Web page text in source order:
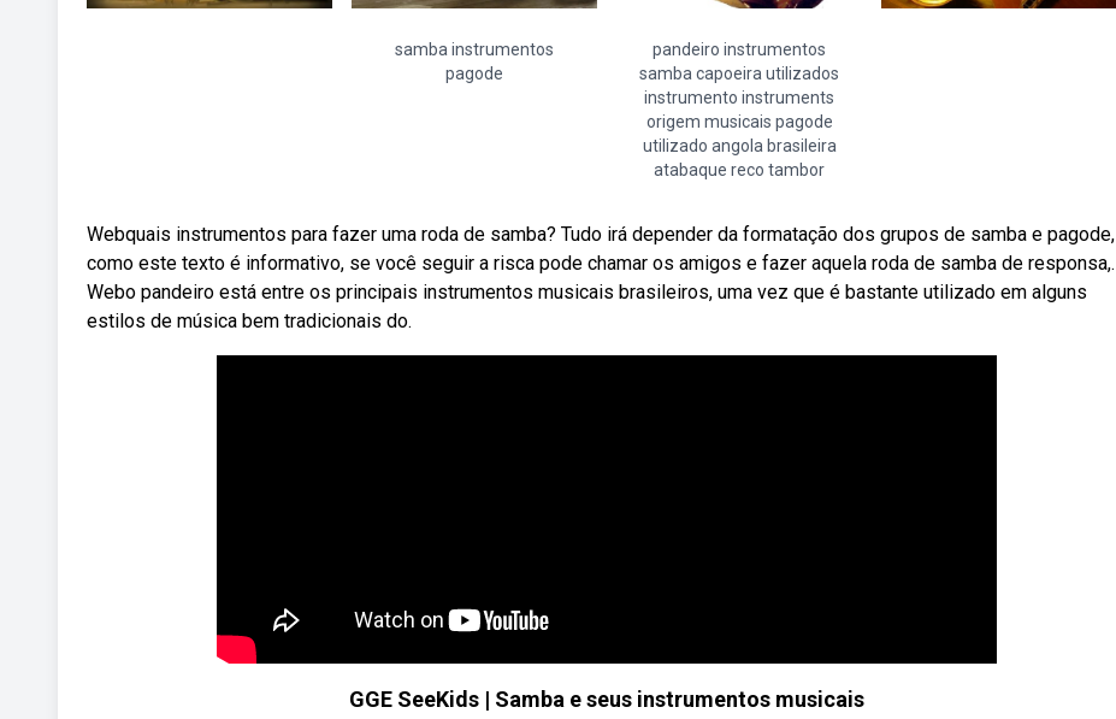
samba instrumentos
pagode
pandeiro instrumentos
samba capoeira utilizados
instrumento instruments
origem musicais pagode
utilizado angola brasileira
atabaque reco tambor
Webquais instrumentos para fazer uma roda de samba? Tudo irá depender da formatação dos grupos de samba e pagode,
como este texto é informativo, se você seguir a risca pode chamar os amigos e fazer aquela roda de samba de responsa,.
Webo pandeiro está entre os principais instrumentos musicais brasileiros, uma vez que é bastante utilizado em alguns
estilos de música bem tradicionais do.
GGE SeeKids | Samba e seus instrumentos musicais